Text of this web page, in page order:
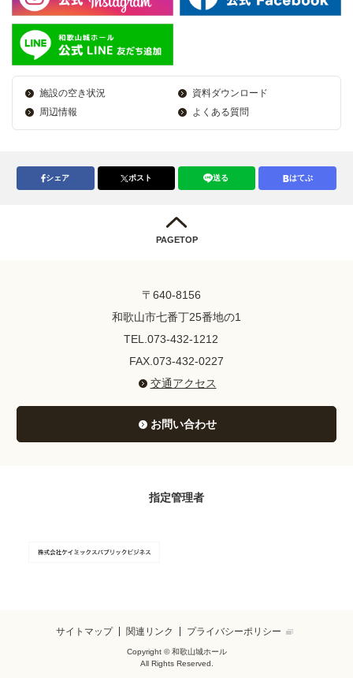
施設の空き状況
資料ダウンロード
周辺情報
よくある質問
シェア ポスト 送る はてぶ
PAGETOP
〒640-8156
和歌山市七番丁25番地の1
TEL.073-432-1212
FAX.073-432-0227
交通アクセス
お問い合わせ
指定管理者
サイトマップ 関連リンク プライバシーポリシー
Copyright © 和歌山城ホール
All Rights Reserved.